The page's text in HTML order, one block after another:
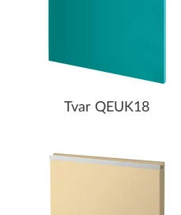
Tvar QEUK18